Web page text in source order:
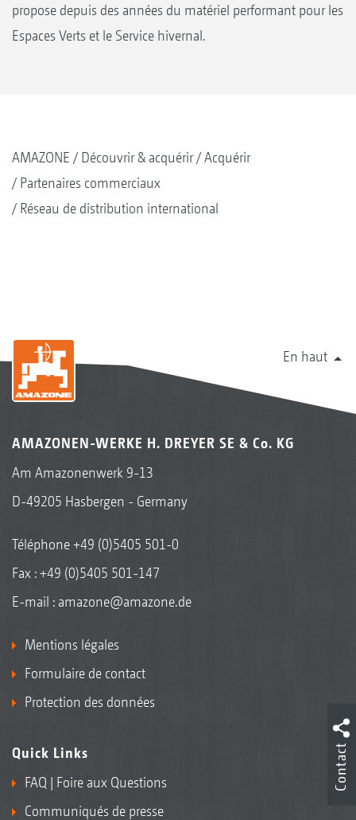
propose depuis des années du matériel performant pour les
Espaces Verts et le Service hivernal.
AMAZONE Découvrir & acquérir
Acquérir
Partenaires commerciaux
Réseau de distribution international
En haut
AMAZONEN-WERKE H. DREYER SE & Co. KG
Am Amazonenwerk 9-13
D-49205 Hasbergen - Germany
Téléphone+49 (0)5405 501-0
Fax : +49 (0)5405 501-147
E-mail : amazone@amazone.de
Mentions légales
Formulaire de contact
Protection des données
Quick Links
FAQ | Foire aux Questions
Communiqués de presse
Contact